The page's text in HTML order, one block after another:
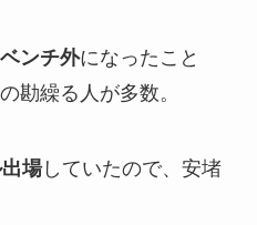
ンチ外になったこと
勘繰る人が多数。
場していたので、安堵